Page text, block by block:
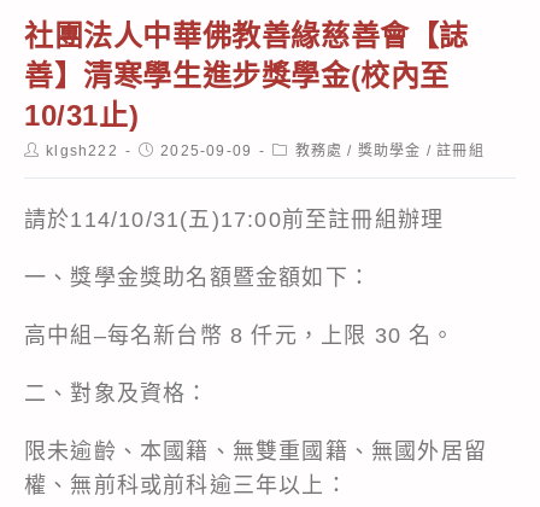
社團法人中華佛教善緣慈善會【誌
善】清寒學生進步獎學金(校內至
10/31止)
Postklgsh222
Post2025-09-09
Post教務處 / 獎助學金 / 註冊組
請於114/10/31(五)17:00前至註冊組辦理
一、獎學金獎助名額暨金額如下：
高中組–每名新台幣 8 仟元，上限 30 名。
二、對象及資格：
限未逾齡、本國籍、無雙重國籍、無國外居留
權、無前科或前科逾三年以上：